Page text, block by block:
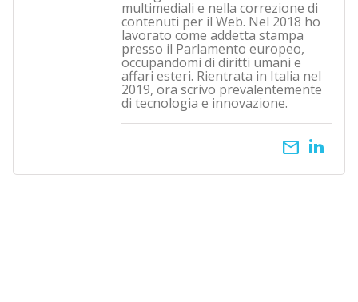
multimediali e nella correzione di
contenuti per il Web. Nel 2018 ho
lavorato come addetta stampa
presso il Parlamento europeo,
occupandomi di diritti umani e
affari esteri. Rientrata in Italia nel
2019, ora scrivo prevalentemente
di tecnologia e innovazione.
email